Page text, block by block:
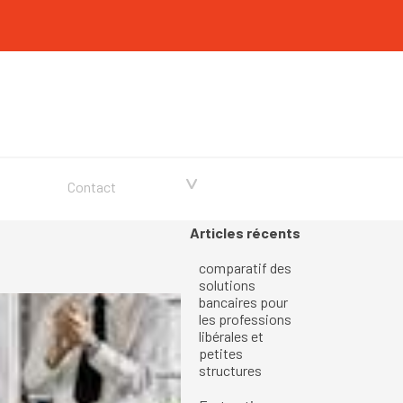
Contact
Sauter le bloc Articles récents
Articles récents
comparatif des
solutions
bancaires pour
les professions
libérales et
petites
structures